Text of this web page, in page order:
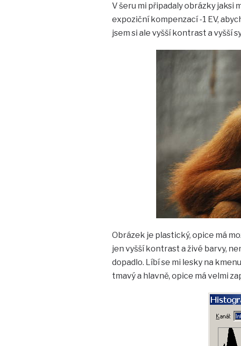
V šeru mi připadaly obrázky jaksi
expoziční kompenzací -1 EV,
jsem si ale vyšší kontrast a vyšší
Obrázek je plastický, opice má
jen vyšší kontrast a živé barvy,
dopadlo. Líbí se mi lesky na
tmavý a hlavně, opice má velmi